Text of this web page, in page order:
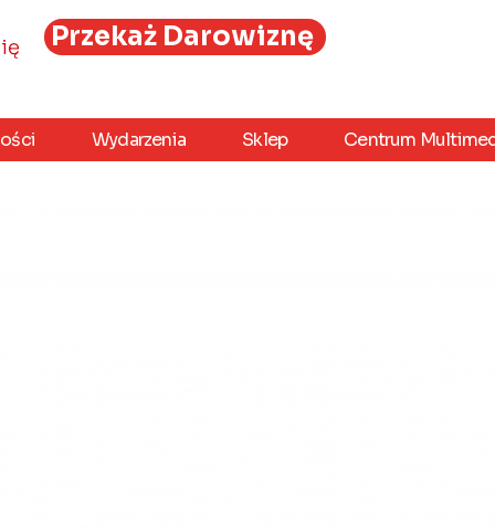
Przekaż Darowiznę
Wydarzenia Sklep Centrum